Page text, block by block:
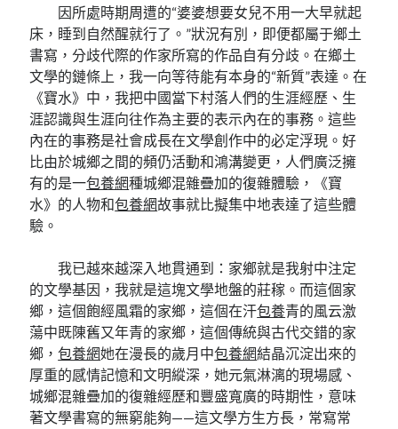
因所處時期周遭的“婆婆想要女兒不用一大早就起
床，睡到自然醒就行了。”狀況有別，即便都屬于鄉土
書寫，分歧代際的作家所寫的作品自有分歧。在鄉土
文學的鏈條上，我一向等待能有本身的“新質”表達。在
《寶水》中，我把中國當下村落人們的生涯經歷、生
涯認識與生涯向往作為主要的表示內在的事務。這些
內在的事務是社會成長在文學創作中的必定浮現。好
比由於城鄉之間的頻仍活動和鴻溝變更，人們廣泛擁
有的是一包養網種城鄉混雜疊加的復雜體驗，《寶
水》的人物和包養網故事就比擬集中地表達了這些體
驗。
我已越來越深入地貫通到：家鄉就是我射中注定
的文學基因，我就是這塊文學地盤的莊稼。而這個家
鄉，這個飽經風霜的家鄉，這個在汗包養青的風云激
蕩中既陳舊又年青的家鄉，這個傳統與古代交錯的家
鄉，包養網她在漫長的歲月中包養網結晶沉淀出來的
厚重的感情記憶和文明縱深，她元氣淋漓的現場感、
城鄉混雜疊加的復雜經歷和豐盛寬廣的時期性，意味
著文學書寫的無窮能夠——這文學方生方長，常寫常